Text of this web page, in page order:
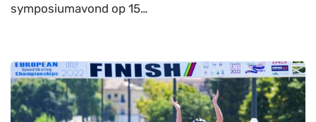
symposiumavond op 15…